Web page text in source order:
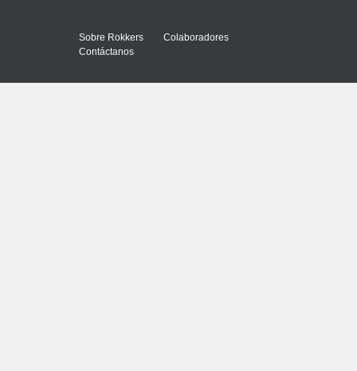
Sobre Rokkers
Colaboradores
Contáctanos